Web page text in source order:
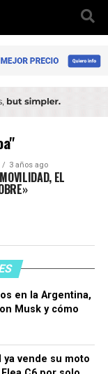
3 años ago
EL
en la Argentina,
Musk y cómo
ya vende su moto